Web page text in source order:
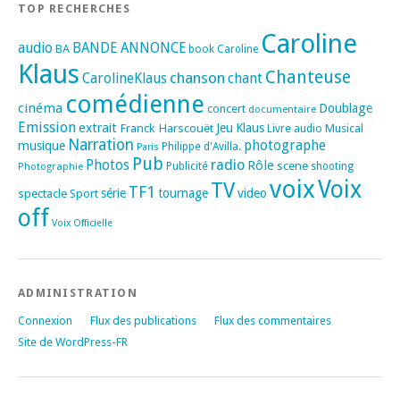
TOP RECHERCHES
audio BA BANDE ANNONCE book Caroline Caroline
Klaus CarolineKlaus chanson chant Chanteuse
cinéma comédienne concert documentaire Doublage
Emissionextrait Franck Harscouët Jeu Klaus Livre audio Musical
musique Narration Paris Philippe d'Avilla. photographe
Photographie Photos Pub Publicité radio Rôle scene shooting
spectacle Sport série TF1 tournage TVvideo voixVoix
off Voix Officielle
ADMINISTRATION
Connexion Flux des publications
Flux des commentaires
Site de WordPress-FR